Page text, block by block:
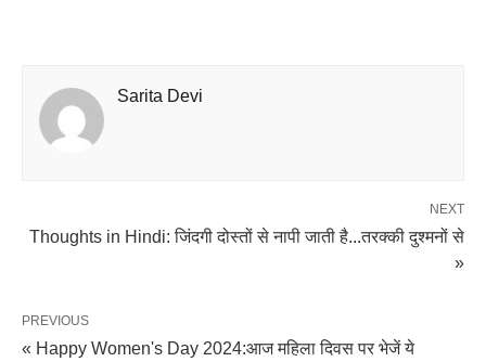
Sarita Devi
NEXT
Thoughts in Hindi: जिंदगी दोस्तों से नापी जाती है...तरक्की दुश्मनों से
»
PREVIOUS
« Happy Women's Day 2024:आज महिला दिवस पर भेजें ये